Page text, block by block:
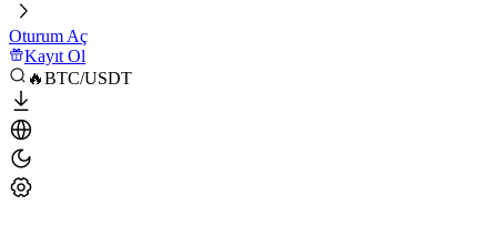
Oturum Aç
Kayıt Ol
🔥BTC/USDT